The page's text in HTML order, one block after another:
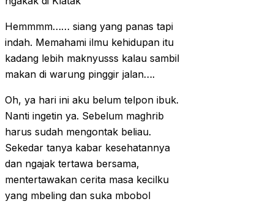
Hemmmm…… siang yang panas tapi
indah. Memahami ilmu kehidupan itu
kadang lebih maknyusss kalau sambil
makan di warung pinggir jalan….
Oh, ya hari ini aku belum telpon ibuk.
Nanti ingetin ya. Sebelum maghrib
harus sudah mengontak beliau.
Sekedar tanya kabar kesehatannya
dan ngajak tertawa bersama,
mentertawakan cerita masa kecilku
yang mbeling dan suka mbobol